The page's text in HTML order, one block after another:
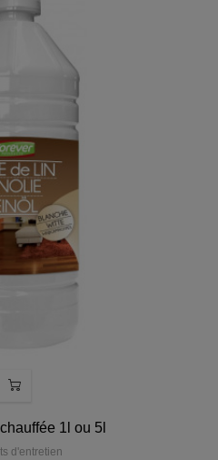
1l ou 5l
d'entretien